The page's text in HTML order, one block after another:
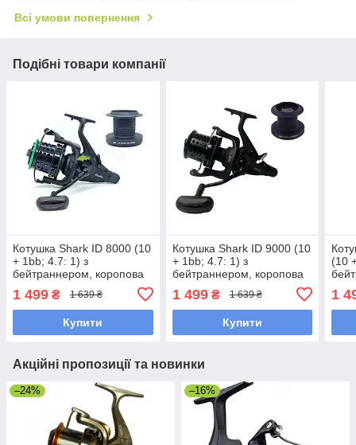
Всі умови повернення
Подібні товари компанії
Котушка Shark ID 8000 (10
+ 1bb; 4.7: 1) з
бейтраннером, коропова
котушка (конусна шпуля)
1 499 ₴ 1 639 ₴
Купити
Котушка Shark ID 9000 (10
+ 1bb; 4.7: 1) з
бейтраннером, коропова
котушка (конусна шпуля)
1 499₴ 1 639 ₴
Купити
(10
1
Акційні пропозиції та новинки
–24% –16%